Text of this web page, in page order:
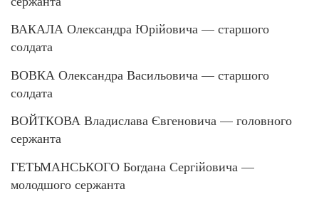
ВАКАЛА Олександра Юрійовича — старшого
солдата
ВОВКА Олександра Васильовича — старшого
солдата
ВОЙТКОВА Владислава Євгеновича — головного
сержанта
ГЕТЬМАНСЬКОГО Богдана Сергійовича —
молодшого сержанта